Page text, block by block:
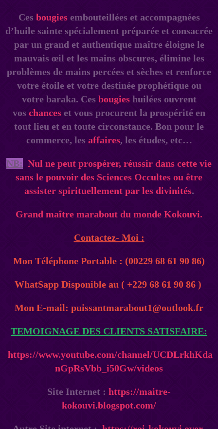
Ces bougies embouteillées et accompagnées
d’huile sainte spécialement préparée et consacrée
par un grand et authentique maître éloigne le
mauvais œil et les mains obscures, élimine les
problèmes de mains percées et sèches et renforce
votre étoile et votre destinée prophétique ou
votre baraka. Ces bougies huilées ouvrent
vos chances et vous procurent la prospérité en
tout lieu et en toute circonstance. Bon pour le
commerce, les affaires, les études, etc…
NB: Nul ne peut prospérer, réussir dans cette vie
sans le pouvoir des Sciences Occultes ou être
assister spirituellement par les divinités.
Grand maître marabout du monde Kokouvi.
Contactez- Moi :
Mon Téléphone Portable : (00229 68 61 90 86)
WhatSapp Disponible au ( +229 68 61 90 86 )
Mon E-mail: puissantmarabout1@outlook.fr
TEMOIGNAGE DES CLIENTS SATISFAIRE:
https://www.youtube.com/channel/UCDLrkhKda
nGpRsVbb_i50Gw/videos
Site Internet : https://maitre-
kokouvi.blogspot.com/